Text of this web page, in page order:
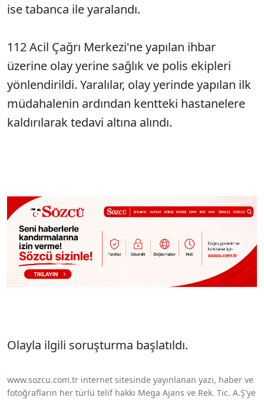
ise tabanca ile yaralandı.
112 Acil Çağrı Merkezi'ne yapılan ihbar
üzerine olay yerine sağlık ve polis ekipleri
yönlendirildi. Yaralılar, olay yerinde yapılan ilk
müdahalenin ardından kentteki hastanelere
kaldırılarak tedavi altına alındı.
Olayla ilgili soruşturma başlatıldı.
www.sozcu.com.tr internet sitesinde yayınlanan yazı, haber ve
fotoğrafların her türlü telif hakkı Mega Ajans ve Rek. Tic. A.Ş'ye